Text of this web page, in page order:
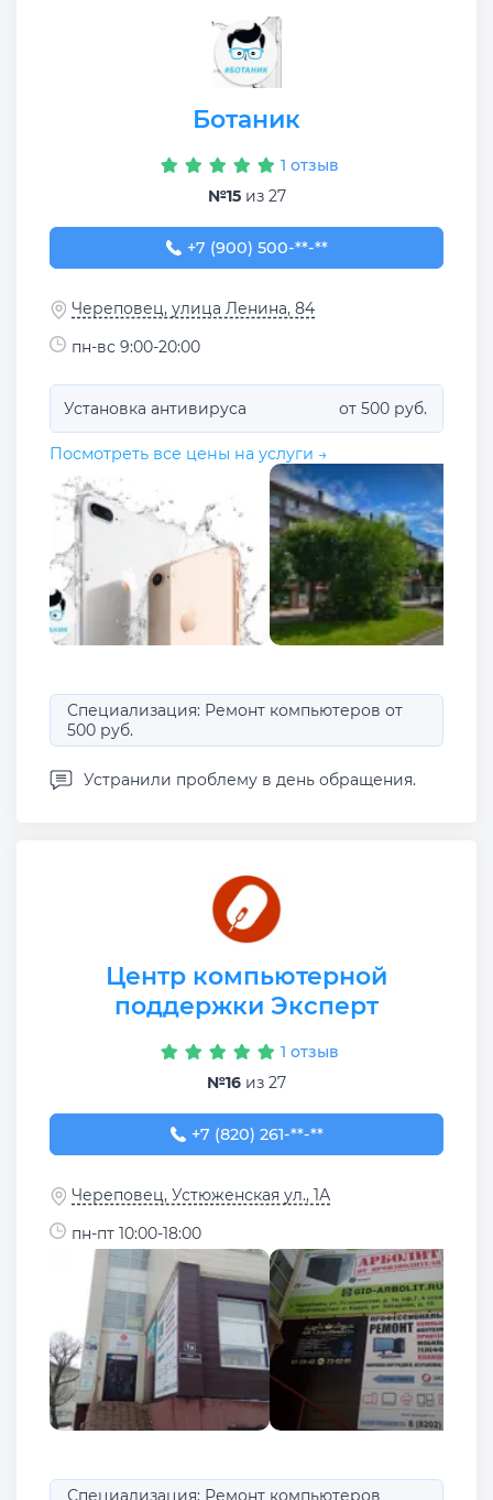
Ботаник
1 отзыв
№15из 27
+7 (900) 500-50-68
+7 (900) 500-**-**
Череповец, улица Ленина, 84
пн-вс 9:00-20:00
Установка антивируса от 500 руб.
Посмотреть все цены на услуги →
Специализация: Ремонт компьютеров от
500 руб.
Устранили проблему в день обращения.
Центр компьютерной
поддержки Эксперт
1 отзыв
№16 из 27
+7 (820) 261-11-33
+7 (820) 261-**-**
Череповец, Устюженская ул., 1А
пн-пт 10:00-18:00
Специализация: Ремонт компьютеров